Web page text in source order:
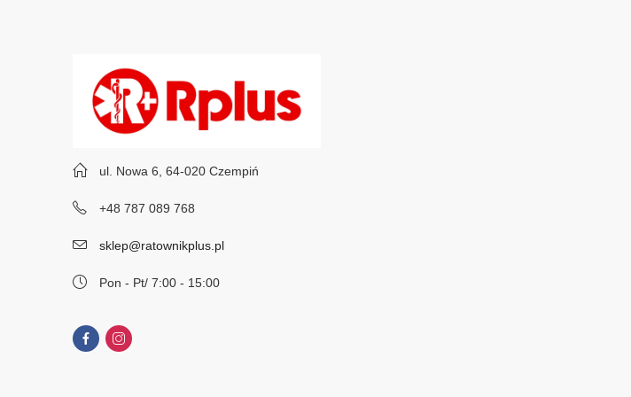
ul. Nowa 6, 64-020 Czempiń
+48 787 089 768
sklep@ratownikplus.pl
Pon - Pt/ 7:00 - 15:00